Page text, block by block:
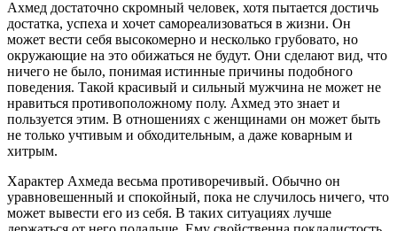
Ахмед достаточно скромный человек, хотя пытается достичь
достатка, успеха и хочет самореализоваться в жизни. Он
может вести себя высокомерно и несколько грубовато, но
окружающие на это обижаться не будут. Они сделают вид, что
ничего не было, понимая истинные причины подобного
поведения. Такой красивый и сильный мужчина не может не
нравиться противоположному полу. Ахмед это знает и
пользуется этим. В отношениях с женщинами он может быть
не только учтивым и обходительным, а даже коварным и
хитрым.
Характер Ахмеда весьма противоречивый. Обычно он
уравновешенный и спокойный, пока не случилось ничего, что
может вывести его из себя. В таких ситуациях лучше